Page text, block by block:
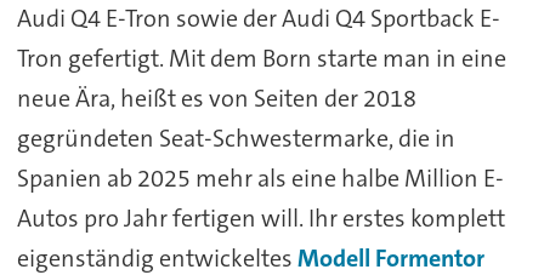
Audi Q4 E-Tron sowie der Audi Q4 Sportback E-
Tron gefertigt. Mit dem Born starte man in eine
neue Ära, heißt es von Seiten der 2018
gegründeten Seat-Schwestermarke, die in
Spanien ab 2025 mehr als eine halbe Million E-
Autos pro Jahr fertigen will. Ihr erstes komplett
eigenständig entwickeltesModell Formentor